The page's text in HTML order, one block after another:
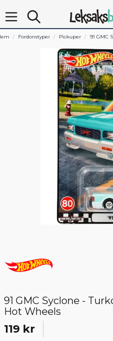
Fordonstyper Pickuper 91 GMC
91 GMC Syclone -
Hot Wheels
119 kr